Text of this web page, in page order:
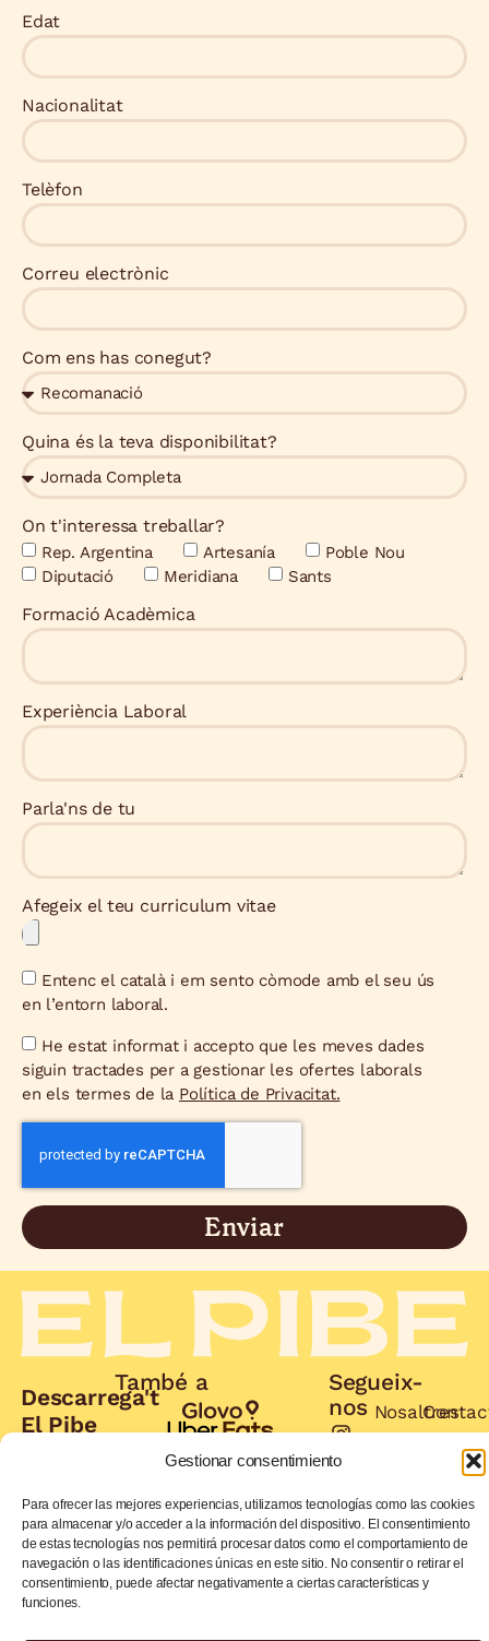
Gestionar consentimiento
Para ofrecer las mejores experiencias, utilizamos tecnologías como las cookies
para almacenar y/o acceder a la información del dispositivo. El consentimiento
de estas tecnologías nos permitirá procesar datos como el comportamiento de
navegación o las identificaciones únicas en este sitio. No consentir o retirar el
consentimiento, puede afectar negativamente a ciertas características y
funciones.
Edat
Nacionalitat
Telèfon
Correu electrònic
Com ens has conegut?
Quina és la teva disponibilitat?
On t'interessa treballar?
Rep. Argentina Artesanía
Poble Nou
Diputació
Meridiana Sants
Formació Acadèmica
Experiència Laboral
Parla'ns de tu
Afegeix el teu curriculum vitae
Entenc el català i em sento còmode amb el seu ús
en l’entorn laboral.
He estat informat i accepto que les meves dades
siguin tractades per a gestionar les ofertes laborals
en els termes de la Política de Privacitat.
Enviar
Nosaltres
Ofertes
treball
Segueix-
nos
Descarrega't
El Pibe
beneficis
Demanar
ara
Demanar
ara
També a